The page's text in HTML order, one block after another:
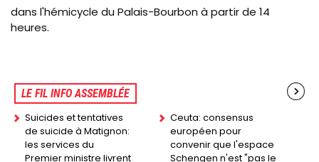
dans l'hémicycle du Palais-Bourbon à partir de 14
heures.
LE FIL INFO ASSEMBLÉE
Suicides et tentatives
de suicide à Matignon:
les services du
Premier ministre livrent
Ceuta: consensus
européen pour
convenir que l'espace
Schengen n'est "pas le